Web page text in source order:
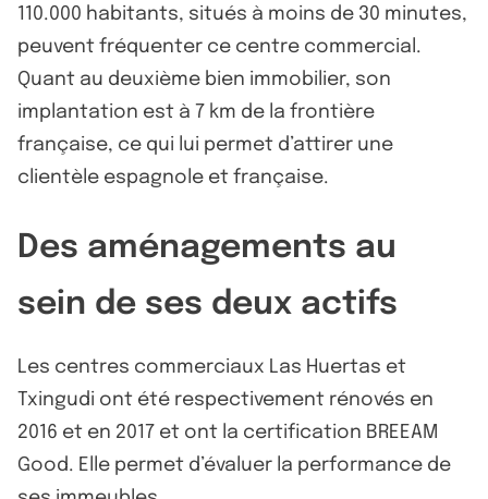
110.000 habitants, situés à moins de 30 minutes,
peuvent fréquenter ce centre commercial.
Quant au deuxième bien immobilier, son
implantation est à 7 km de la frontière
française, ce qui lui permet d’attirer une
clientèle espagnole et française.
Des aménagements au
sein de ses deux actifs
Les centres commerciaux Las Huertas et
Txingudi ont été respectivement rénovés en
2016 et en 2017 et ont la certification BREEAM
Good. Elle permet d’évaluer la performance de